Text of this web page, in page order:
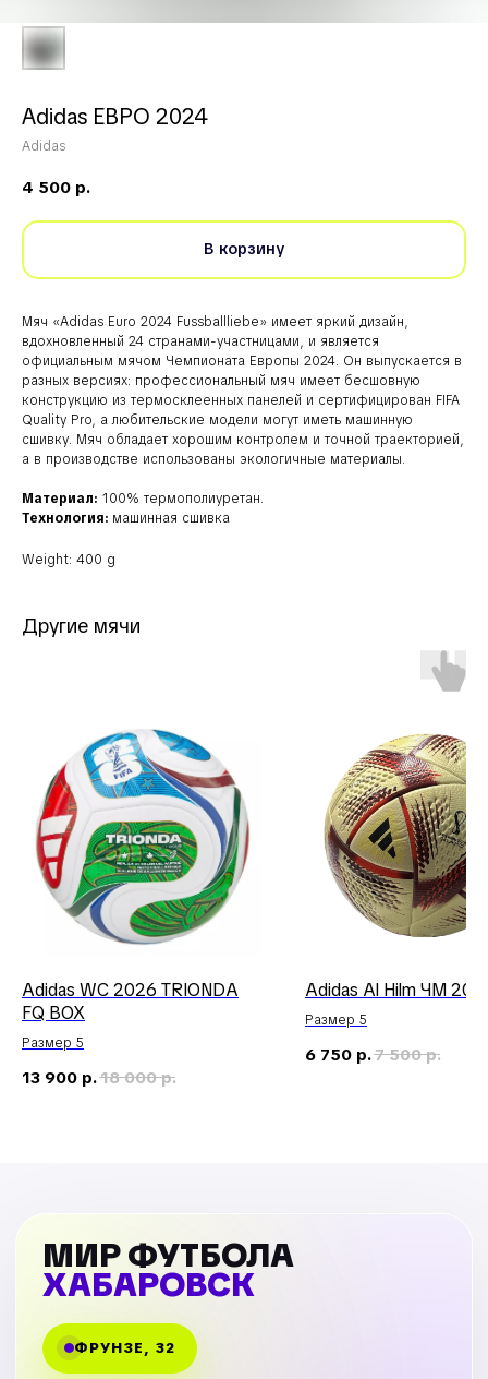
Adidas ЕВРО 2024
Adidas
4 500 р.
В корзину
Мяч «Adidas Euro 2024 Fussballliebe» имеет яркий дизайн,
вдохновленный 24 странами-участницами, и является
официальным мячом Чемпионата Европы 2024. Он выпускается в
разных версиях: профессиональный мяч имеет бесшовную
конструкцию из термосклеенных панелей и сертифицирован FIFA
Quality Pro, а любительские модели могут иметь машинную
сшивку. Мяч обладает хорошим контролем и точной траекторией,
а в производстве использованы экологичные материалы.
Материал: 100% термополиуретан.
Технология: машинная сшивка
Weight: 400 g
Другие мячи
Adidas WC 2026 TRIONDA
FQ BOX
Размер 5
13 900 р.18 000 р.
Adidas Al Hilm ЧМ
Размер 5
6 750 р.7 500 р.
МИР ФУТБОЛА
ХАБАРОВСК
ФРУНЗЕ, 32